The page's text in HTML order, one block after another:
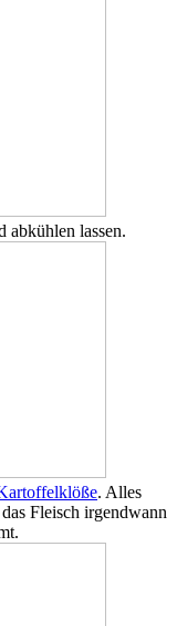
abkühlen lassen.
. Alles
Fleisch irgendwann